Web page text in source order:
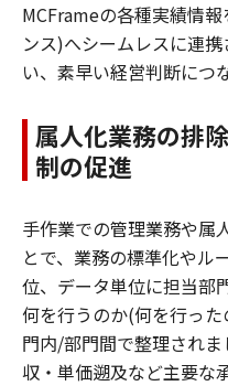
MCFrameの各種実績情
ンス)へシームレスに連
い、素早い経営判断につ
属人化業務の排
制の促進
手作業での管理業務や属
とで、業務の標準化やル
位、データ単位に担当部
何を行うのか(何を行っ
門内/部門間で整理され
収・単価遡及など主要な